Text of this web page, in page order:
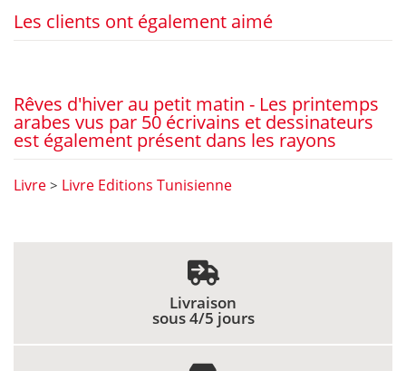
Les clients ont également aimé
Rêves d'hiver au petit matin - Les printemps
arabes vus par 50 écrivains et dessinateurs
est également présent dans les rayons
Livre > Livre Editions Tunisienne
Livraison
sous 4/5 jours